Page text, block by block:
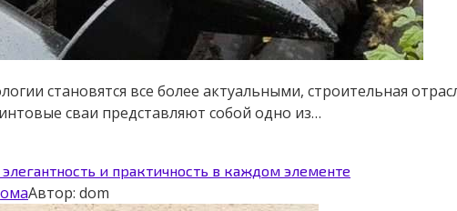
становятся все более актуальными, строительная
сваи представляют собой одно из…
и практичность в каждом элементе
Автор: dom